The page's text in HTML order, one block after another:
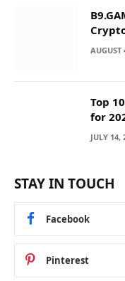
They
AUGUST
Top
for
JULY 14,
STAY IN TOUCH
Facebook
Pinterest